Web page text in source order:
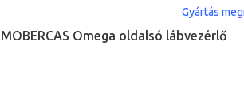
MOBERCAS Omega oldalsó lábvezérlő
Gyártás